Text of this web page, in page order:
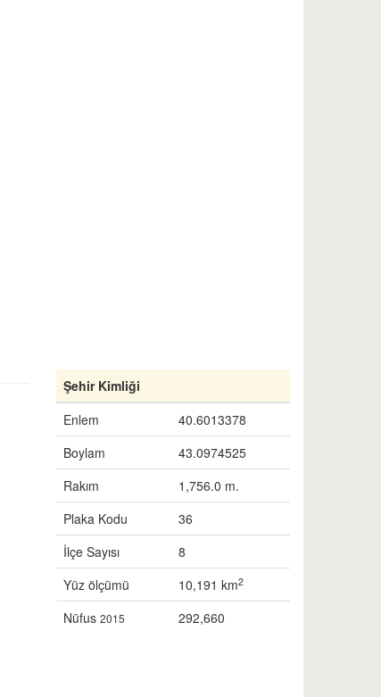
Şehir Kimliği
Enlem
40.6013378
Boylam
43.0974525
Rakım
1,756.0 m.
Plaka Kodu
36
İlçe Sayısı
8
Yüz ölçümü
10,191 km2
Nüfus 2015 292,660